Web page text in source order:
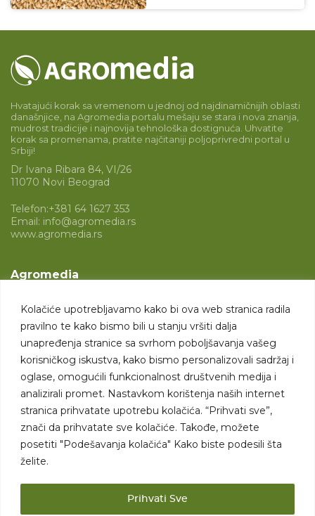
Kolačiće upotrebljavamo kako bi ova web stranica radila
pravilno te kako bismo bili u stanju vršiti dalja
unapređenja stranice sa svrhom poboljšavanja vašeg
korisničkog iskustva, kako bismo personalizovali sadržaj i
oglase, omogućili funkcionalnost društvenih medija i
analizirali promet. Nastavkom korištenja naših internet
stranica prihvatate upotrebu kolačića. “Prihvati sve”,
znači da prihvatate sve kolačiće. Takođe, možete
posetiti "Podešavanja kolačića" Kako biste podesili šta
želite.
Prihvati Sve
Hvatajući korak sa vremenom u jednoj od najdinamičnijih oblasti
današnjice, na Agromedia portalu mešaju se stara i nova znanja,
mudrost tradicije i najnovija tehnološka dostignuća. Uhvatite
korak sa promenama, pratite najčitaniji poljoprivredni portal u
Srbiji!
Dr Ivana Ribara 84, VI/26
11070 Novi Beograd
Telefon:+381 64 1627 353
Email: info@agromedia.rs
www.agromedia.rs
Agromedia
Svet poljoprivrede
Marketing usluge
Tražimo saradnike
Kontakt
Kontakt